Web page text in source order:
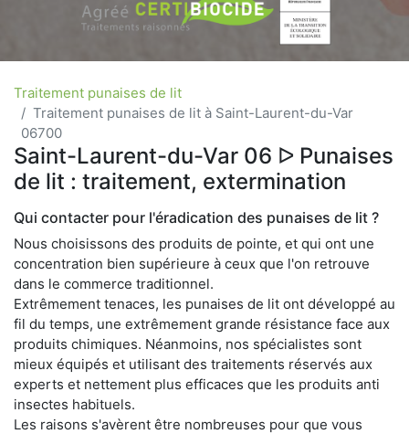
Traitement punaises de lit
Traitement punaises de lit à Saint-Laurent-du-Var
06700
Saint-Laurent-du-Var 06 ᐅ Punaises
de lit : traitement, extermination
Qui contacter pour l'éradication des punaises de lit ?
Nous choisissons des produits de pointe, et qui ont une
concentration bien supérieure à ceux que l'on retrouve
dans le commerce traditionnel.
Extrêmement tenaces, les punaises de lit ont développé au
fil du temps, une extrêmement grande résistance face aux
produits chimiques. Néanmoins, nos spécialistes sont
mieux équipés et utilisant des traitements réservés aux
experts et nettement plus efficaces que les produits anti
insectes habituels.
Les raisons s'avèrent être nombreuses pour que vous